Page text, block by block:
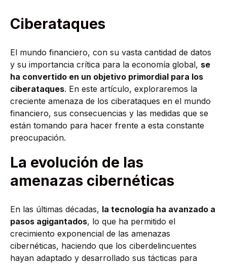
Ciberataques
El mundo financiero, con su vasta cantidad de datos
y su importancia crítica para la economía global, se
ha convertido en un objetivo primordial para los
ciberataques. En este artículo, exploraremos la
creciente amenaza de los ciberataques en el mundo
financiero, sus consecuencias y las medidas que se
están tomando para hacer frente a esta constante
preocupación.
La evolución de las
amenazas cibernéticas
En las últimas décadas, la tecnología ha avanzado a
pasos agigantados, lo que ha permitido el
crecimiento exponencial de las amenazas
cibernéticas, haciendo que los ciberdelincuentes
hayan adaptado y desarrollado sus tácticas para